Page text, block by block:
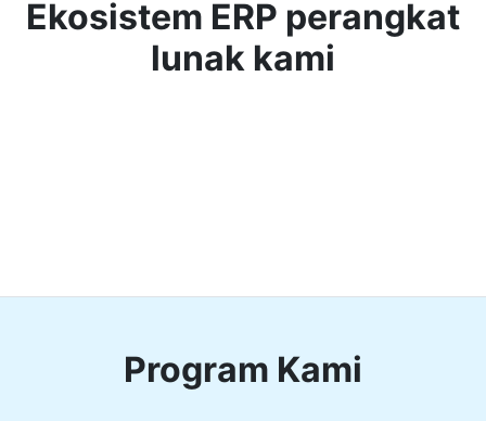
Ekosistem ERP perangkat
lunak kami
Program Kami